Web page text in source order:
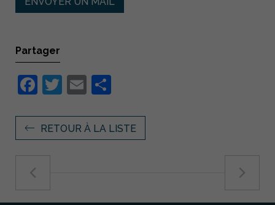
Partager
Facebook
Twitter
Email
RETOUR À LA LISTE